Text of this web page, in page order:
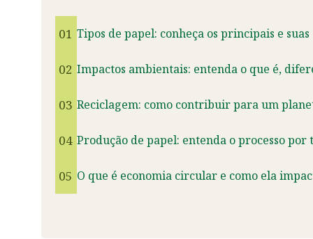
01 Tipos de papel: conheça os principais e suas
02 Impactos ambientais: entenda o que é,
03 Reciclagem: como contribuir para um
04 Produção de papel: entenda o processo
05 O que é economia circular e como ela